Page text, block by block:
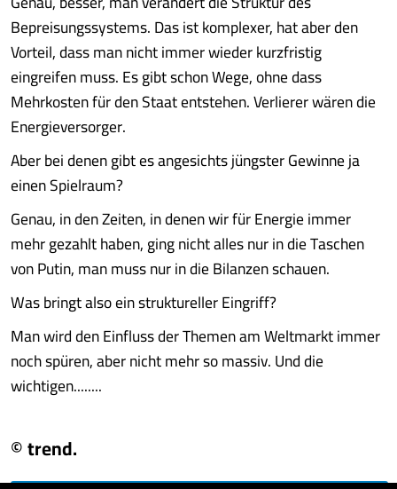
Bepreisungssystems. Das ist komplexer, hat aber den
Vorteil, dass man nicht immer wieder kurzfristig
eingreifen muss. Es gibt schon Wege, ohne dass
Mehrkosten für den Staat entstehen. Verlierer wären die
Energieversorger.
Aber bei denen gibt es angesichts jüngster Gewinne ja
einen Spielraum?
Genau, in den Zeiten, in denen wir für Energie immer
mehr gezahlt haben, ging nicht alles nur in die Taschen
von Putin, man muss nur in die Bilanzen schauen.
Was bringt also ein struktureller Eingriff?
Man wird den Einfluss der Themen am Weltmarkt immer
noch spüren, aber nicht mehr so massiv. Und die
wichtigen........
© trend.